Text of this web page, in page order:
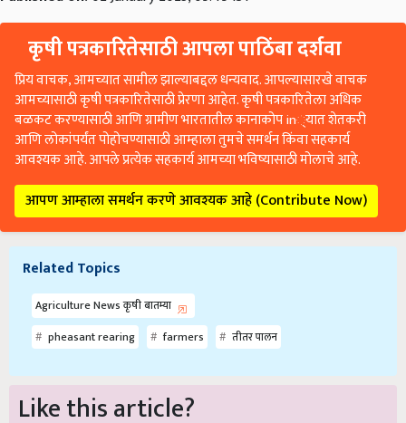
कृषी पत्रकारितेसाठी आपला पाठिंबा दर्शवा
प्रिय वाचक, आमच्यात सामील झाल्याबद्दल धन्यवाद. आपल्यासारखे वाचक
आमच्यासाठी कृषी पत्रकारितेसाठी प्रेरणा आहेत. कृषी पत्रकारितेला अधिक
बळकट करण्यासाठी आणि ग्रामीण भारतातील कानाकोप in्यात शेतकरी
आणि लोकांपर्यंत पोहोचण्यासाठी आम्हाला तुमचे समर्थन किंवा सहकार्य
आवश्यक आहे. आपले प्रत्येक सहकार्य आमच्या भविष्यासाठी मोलाचे आहे.
आपण आम्हाला समर्थन करणे आवश्यक आहे (Contribute Now)
pheasant rearing
farmers
Like this article?